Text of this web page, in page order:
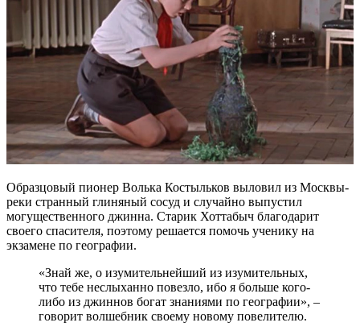
Образцовый пионер Волька Костыльков выловил из Москвы-
реки странный глиняный сосуд и случайно выпустил
могущественного джинна. Старик Хоттабыч благодарит
своего спасителя, поэтому решается помочь ученику на
экзамене по географии.
«Знай же, о изумительнейший из изумительных,
что тебе неслыханно повезло, ибо я больше кого-
либо из джиннов богат знаниями по географии», –
говорит волшебник своему новому повелителю.